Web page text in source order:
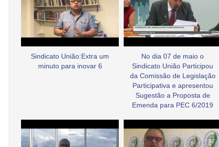
Sindicato União:Extra um
minuto para inovar 6
No dia 07 de maio o
Sindicato União Participou
da Comissão de Legislação
Participativa e apresentou
Sugestão a Proposta de
Emenda para PEC 6/2019